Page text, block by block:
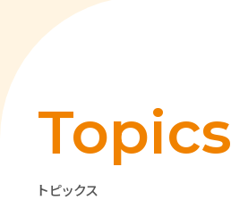
トピックス
Topics